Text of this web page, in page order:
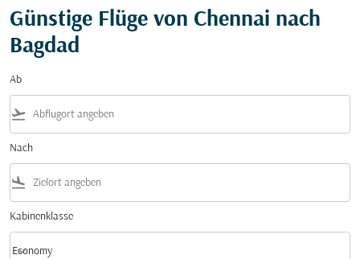
Günstige Flüge von Chennai nach
Bagdad
Ab
flight_takeoff
Nach
flight_land
Kabinenklasse
Economy
keyboard_arrow_down